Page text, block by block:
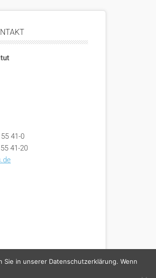
41-0
41-20
in unserer Datenschutzerklärung. Wenn